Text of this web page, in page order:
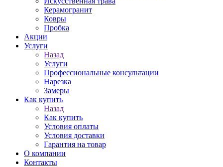
Керамогранит
Ковры
Пробка
Акции
Услуги
Назад
Услуги
Профессиональные консультации
Нарезка
Замеры
Как купить
Назад
Как купить
Условия оплаты
Условия доставки
Гарантия на товар
О компании
Контакты